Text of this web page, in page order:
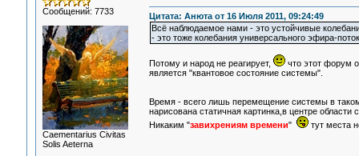
Сообщений: 7733
Сaementarius Civitas
Solis Aeterna
Цитата: Анюта от 16 Июля 2011, 09:24:49
Всё наблюдаемое нами - это устойчивые
- это тоже колебания универсального эфира-
Потому и народ не реагирует,
что этот форум
является "квантовое состояние системы".
Время - всего лишь перемещение системы в
нарисована статичная картинка,в центре
Никаким "завихрениям времени" тут места